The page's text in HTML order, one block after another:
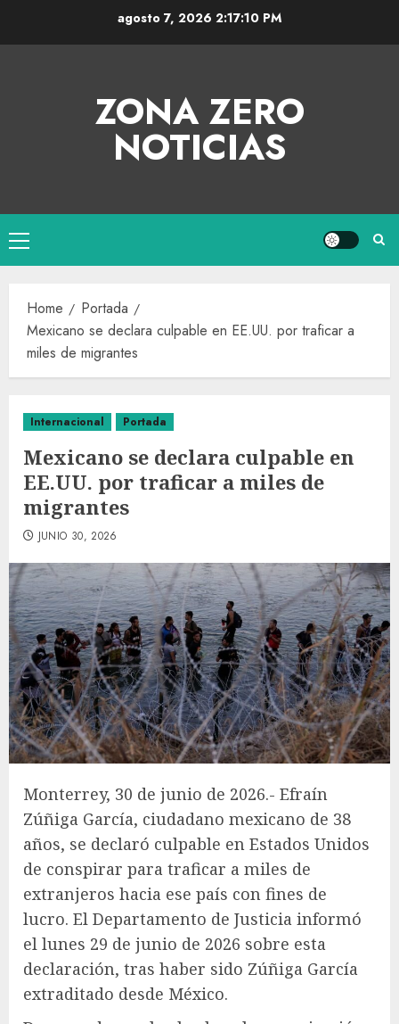
agosto 7, 2026 2:17:10 PM
ZONA ZERO
NOTICIAS
Home
Portada
Mexicano se declara culpable en EE.UU. por traficar a
miles de migrantes
Internacional Portada
Mexicano se declara culpable en
EE.UU. por traficar a miles de
migrantes
JUNIO 30, 2026
Monterrey, 30 de junio de 2026.- Efraín
Zúñiga García, ciudadano mexicano de 38
años, se declaró culpable en Estados Unidos
de conspirar para traficar a miles de
extranjeros hacia ese país con fines de
lucro. El Departamento de Justicia informó
el lunes 29 de junio de 2026 sobre esta
declaración, tras haber sido Zúñiga García
extraditado desde México.